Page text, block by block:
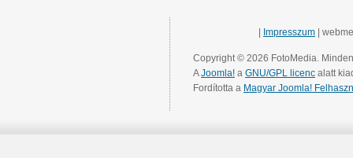
Impresszum |
Copyright © 2026 FotoMedia.
AJoomla! a GNU/GPL licenc alatt
Fordította a Magyar Joomla!